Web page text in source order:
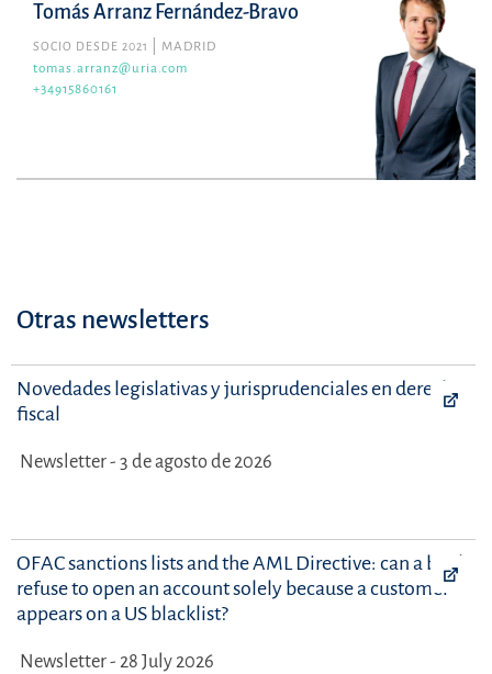
Tomás Arranz Fernández-Bravo
SOCIO DESDE 2021
MADRID
tomas.arranz@uria.com
+34915860161
Otras newsletters
Novedades legislativas y jurisprudenciales en derecho
fiscal
Newsletter - 3 de agosto de 2026
OFAC sanctions lists and the AML Directive: can a bank
refuse to open an account solely because a customer
appears on a US blacklist?
Newsletter - 28 July 2026